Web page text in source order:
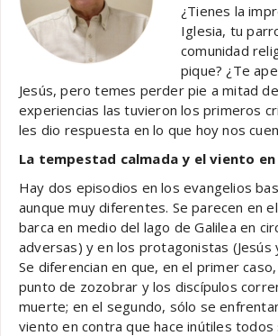
¿Tienes la
Iglesia, tu
comunidad
pique? ¿Te
Jesús, pero temes perder pie a mitad
experiencias las tuvieron los primeros
les dio respuesta en lo que hoy nos
La tempestad calmada y el viento
Hay dos episodios en los evangelios
aunque muy diferentes. Se parecen en
barca en medio del lago de Galilea en
adversas) y en los protagonistas (Jesús
Se diferencian en que, en el primer
punto de zozobrar y los discípulos
muerte; en el segundo, sólo se
viento en contra que hace inútiles todos